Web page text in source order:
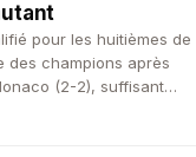
pour les huitièmes de
des champions après
(2-2), suffisant